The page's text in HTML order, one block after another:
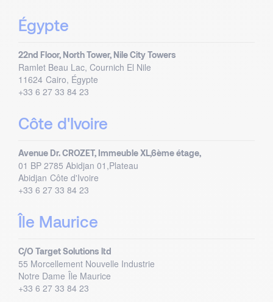
Égypte
22nd Floor, North Tower, Nile City Towers
Ramlet Beau Lac, Cournich El Nile
11624 Cairo, Égypte
+33 6 27 33 84 23
Côte d'Ivoire
Avenue Dr. CROZET, Immeuble XL,6ème étage,
01 BP 2785 Abidjan 01,Plateau
Abidjan Côte d'Ivoire
+33 6 27 33 84 23
Île Maurice
C/O Target Solutions ltd
55 Morcellement Nouvelle Industrie
Notre Dame Île Maurice
+33 6 27 33 84 23